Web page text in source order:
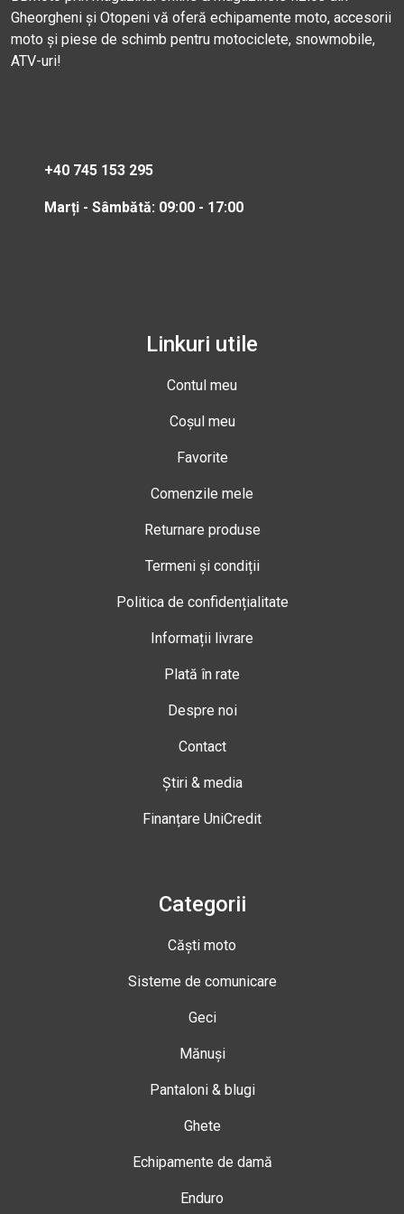
Gheorgheni și Otopeni vă oferă echipamente moto, accesorii
moto și piese de schimb pentru motociclete, snowmobile,
ATV-uri!
+40 745 153 295
Marți - Sâmbătă: 09:00 - 17:00
Linkuri utile
Contul meu
Coșul meu
Favorite
Comenzile mele
Returnare produse
Termeni și condiții
Politica de confidențialitate
Informații livrare
Plată în rate
Despre noi
Contact
Știri & media
Finanțare UniCredit
Categorii
Căști moto
Sisteme de comunicare
Geci
Mănuși
Pantaloni & blugi
Ghete
Echipamente de damă
Enduro